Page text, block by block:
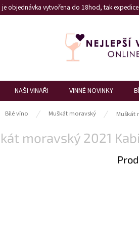
objednávka vytvořena do 18hod, tak
NAŠI VINAŘI VINNÉ NOVINKY
Bílé víno Muškát moravský Muškát
moravský 2021